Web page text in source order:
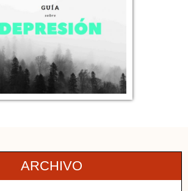
ARCHIVO